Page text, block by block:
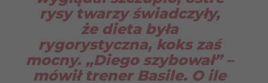
rysy twarzy świadczyły,
że dieta była
rygorystyczna, koks zaś
mocny. „Diego szybował” –
mówił trener Basile. O ile